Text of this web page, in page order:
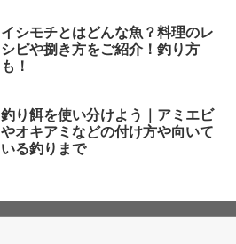
イシモチとはどんな魚？料理のレ
シピや捌き方をご紹介！釣り方
も！
釣り餌を使い分けよう｜アミエビ
やオキアミなどの付け方や向いて
いる釣りまで